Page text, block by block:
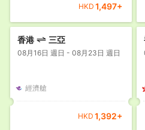
HKD 1,497+
香港 三亞
08月16日 週日 - 08月23日 週日
經濟艙
HKD 1,392+